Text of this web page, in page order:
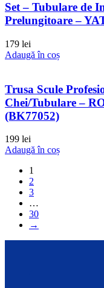
Set – Tubulare de
Prelungitoare –
179 lei
Adaugă în coș
Trusa Scule
Chei/Tubulare –
(BK77052)
199 lei
Adaugă în coș
1
2
3
…
30
→